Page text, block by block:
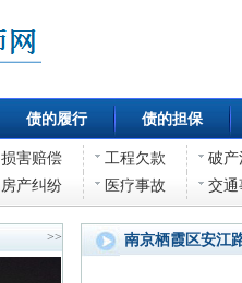
债的履行 债的担保
损害赔偿 工程欠款
破产
房产纠纷 医疗事故 交通
>> 南京栖霞区安江